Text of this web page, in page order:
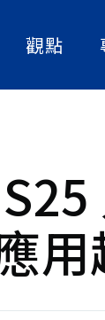
解析
觀點
人物
策略
大話
社畜